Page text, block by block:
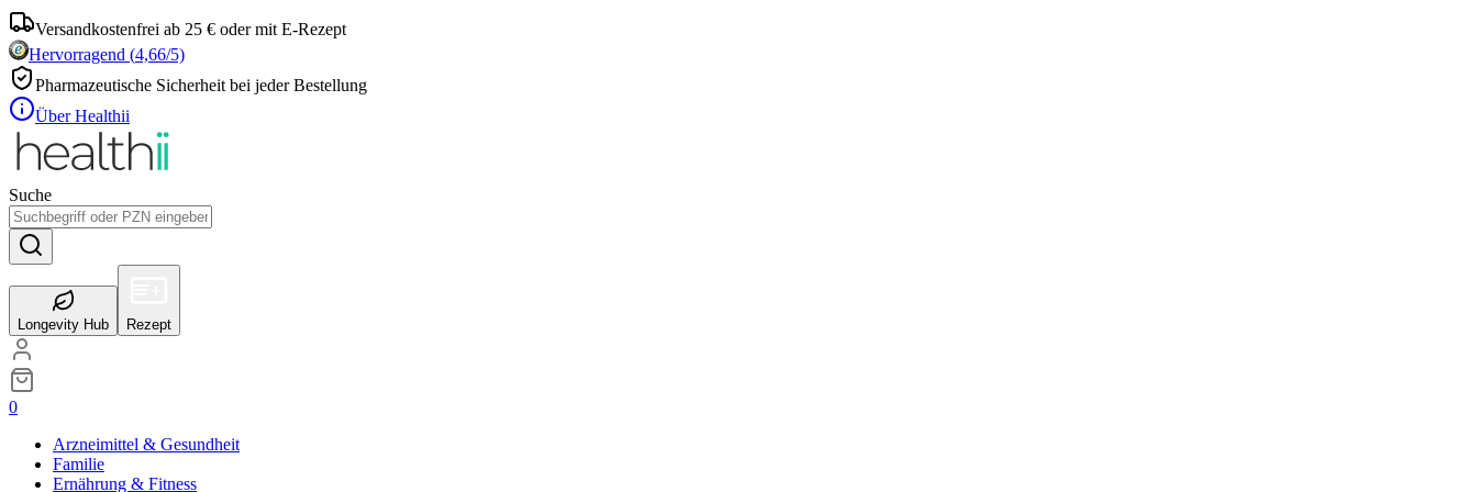
Versandkostenfrei ab 25 € oder mit E-Rezept
Hervorragend (4,66/5)
Pharmazeutische Sicherheit bei jeder Bestellung
Über Healthii
Suche
Longevity Hub Rezept
0
Arzneimittel & Gesundheit
Familie
Ernährung & Fitness